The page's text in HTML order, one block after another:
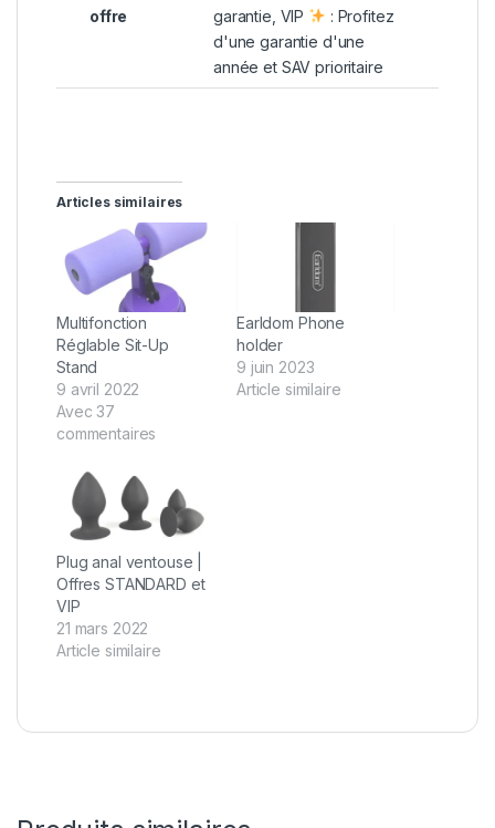
offre garantie, VIP
: Profitez
d'une garantie d'une
année et SAV prioritaire
Articles similaires
Multifonction
Réglable Sit-Up
Stand
9 avril 2022
Avec 37
commentaires
Earldom Phone
holder
9 juin 2023
Article similaire
Plug anal ventouse |
Offres STANDARD et
VIP
21 mars 2022
Article similaire